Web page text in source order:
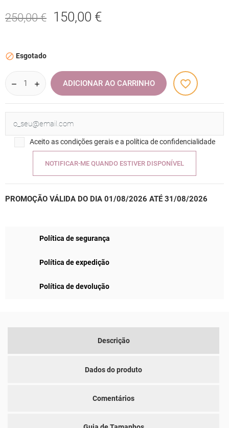
250,00 € 150,00 €
 Esgotado
ADICIONAR AO CARRINHO favorite_border
Aceito as condições gerais e a política de confidencialidade
NOTIFICAR-ME QUANDO ESTIVER DISPONÍVEL
PROMOÇÃO VÁLIDA DO DIA 01/08/2026 ATÉ 31/08/2026
Política de segurança
Política de expedição
Política de devolução
Descrição
Dados do produto
Comentários